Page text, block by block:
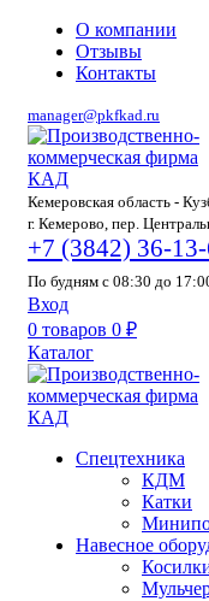
О компании
Отзывы
Контакты
manager@pkfkad.ru
Кемеровская область -
г. Кемерово, пер.
+7 (3842) 36-
По будням с 08:30 до
Вход
0 товаров 0 ₽
Каталог
Спецтехника
КДМ
Катки
Навесное